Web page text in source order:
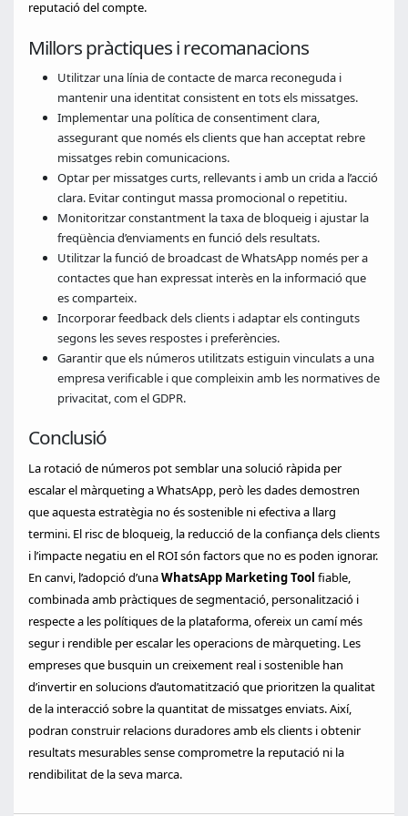
reputació del compte.
Millors pràctiques i recomanacions
Utilitzar una línia de contacte de marca reconeguda i
mantenir una identitat consistent en tots els missatges.
Implementar una política de consentiment clara,
assegurant que només els clients que han acceptat rebre
missatges rebin comunicacions.
Optar per missatges curts, rellevants i amb un crida a l’acció
clara. Evitar contingut massa promocional o repetitiu.
Monitoritzar constantment la taxa de bloqueig i ajustar la
freqüència d’enviaments en funció dels resultats.
Utilitzar la funció de broadcast de WhatsApp només per a
contactes que han expressat interès en la informació que
es comparteix.
Incorporar feedback dels clients i adaptar els continguts
segons les seves respostes i preferències.
Garantir que els números utilitzats estiguin vinculats a una
empresa verificable i que compleixin amb les normatives de
privacitat, com el GDPR.
Conclusió
La rotació de números pot semblar una solució ràpida per
escalar el màrqueting a WhatsApp, però les dades demostren
que aquesta estratègia no és sostenible ni efectiva a llarg
termini. El risc de bloqueig, la reducció de la confiança dels clients
i l’impacte negatiu en el ROI són factors que no es poden ignorar.
En canvi, l’adopció d’unaWhatsApp Marketing Tool fiable,
combinada amb pràctiques de segmentació, personalització i
respecte a les polítiques de la plataforma, ofereix un camí més
segur i rendible per escalar les operacions de màrqueting. Les
empreses que busquin un creixement real i sostenible han
d’invertir en solucions d’automatització que prioritzen la qualitat
de la interacció sobre la quantitat de missatges enviats. Així,
podran construir relacions duradores amb els clients i obtenir
resultats mesurables sense comprometre la reputació ni la
rendibilitat de la seva marca.